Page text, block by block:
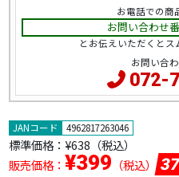
JANコード 4962817263046
標準価格： ¥638（税込）
販売価格： ¥399 （税込）
お電話での商
お問い合わせ
とお伝えいただくと
お問い合
072-